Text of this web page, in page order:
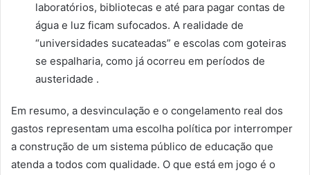
laboratórios, bibliotecas e até para pagar contas de
água e luz ficam sufocados. A realidade de
“universidades sucateadas” e escolas com goteiras
se espalharia, como já ocorreu em períodos de
austeridade .
Em resumo, a desvinculação e o congelamento real dos
gastos representam uma escolha política por interromper
a construção de um sistema público de educação que
atenda a todos com qualidade. O que está em jogo é o